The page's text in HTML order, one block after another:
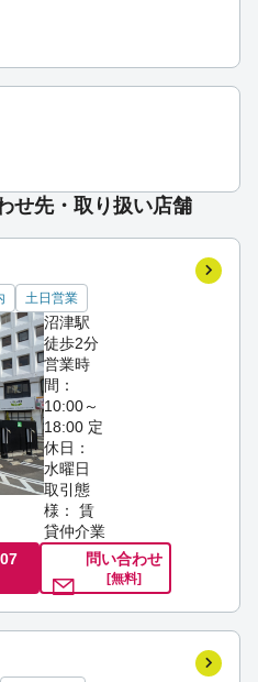
せ先・取り扱い店舗
土日営業
沼津駅
徒歩2分
営業時
間：
10:00～
18:00 定
休日：
水曜日
取引態
様： 賃
貸仲介業
問い合わせ
[無料]